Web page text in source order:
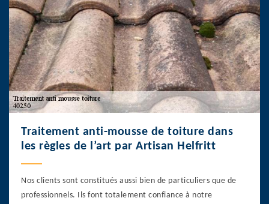
Traitement anti-mousse de toiture dans
les règles de l’art par Artisan Helfritt
Nos clients sont constitués aussi bien de particuliers que de
professionnels. Ils font totalement confiance à notre